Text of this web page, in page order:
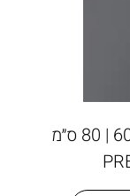
ידית משיכה פליז לדלת כניסה 60 | 80 ס״מ